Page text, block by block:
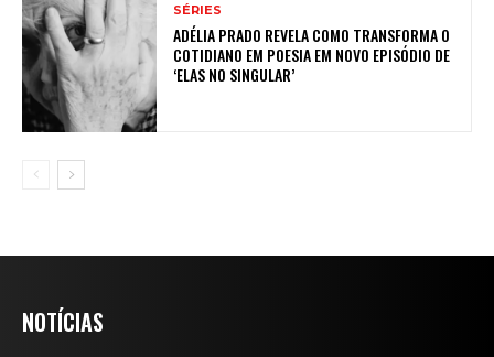
SÉRIES
ADÉLIA PRADO REVELA COMO TRANSFORMA O
COTIDIANO EM POESIA EM NOVO EPISÓDIO DE
‘ELAS NO SINGULAR’
NOTÍCIAS